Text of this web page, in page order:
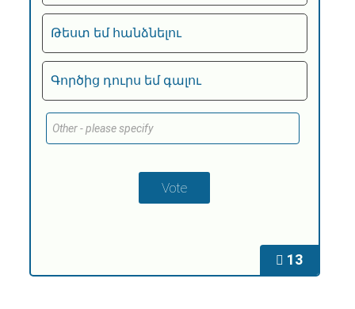
13
Թեստ եմ հանձնելու
Գործից դուրս եմ գալու